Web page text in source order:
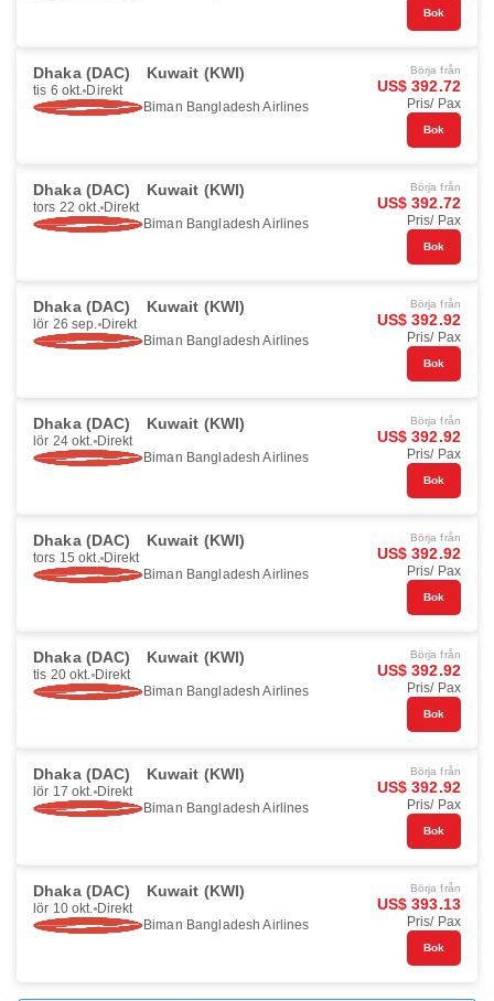
Bok
Dhaka (DAC) Kuwait (KWI)
tis 6 okt. Direkt
Biman Bangladesh Airlines
Börja från
US$ 392.72
Pris/ Pax
Bok
Dhaka (DAC) Kuwait (KWI)
tors 22 okt. Direkt
Biman Bangladesh Airlines
Börja från
US$ 392.72
Pris/ Pax
Bok
Dhaka (DAC) Kuwait (KWI)
lör 26 sep. Direkt
Biman Bangladesh Airlines
Börja från
US$ 392.92
Pris/ Pax
Bok
Dhaka (DAC) Kuwait (KWI)
lör 24 okt. Direkt
Biman Bangladesh Airlines
Börja från
US$ 392.92
Pris/ Pax
Bok
Dhaka (DAC) Kuwait (KWI)
tors 15 okt. Direkt
Biman Bangladesh Airlines
Börja från
US$ 392.92
Pris/ Pax
Bok
Dhaka (DAC) Kuwait (KWI)
tis 20 okt. Direkt
Biman Bangladesh Airlines
Börja från
US$ 392.92
Pris/ Pax
Bok
Dhaka (DAC) Kuwait (KWI)
lör 17 okt. Direkt
Biman Bangladesh Airlines
Börja från
US$ 392.92
Pris/ Pax
Bok
Dhaka (DAC) Kuwait (KWI)
lör 10 okt. Direkt
Biman Bangladesh Airlines
Börja från
US$ 393.13
Pris/ Pax
Bok